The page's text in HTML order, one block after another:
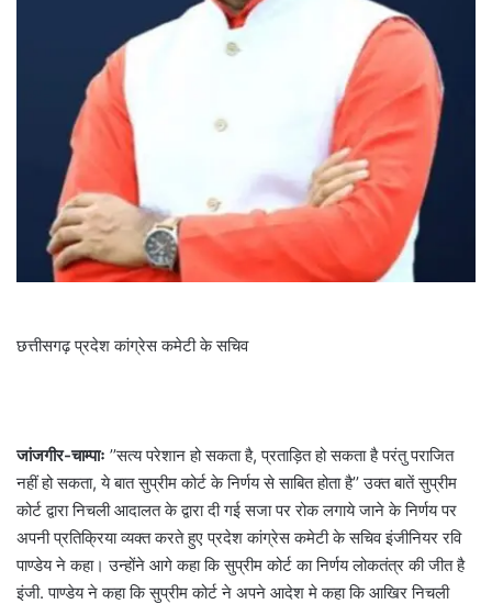
छत्तीसगढ़ प्रदेश कांग्रेस कमेटी के सचिव
जांजगीर-चाम्पाः ’’सत्य परेशान हो सकता है, प्रताड़ित हो सकता है परंतु पराजित
नहीं हो सकता, ये बात सुप्रीम कोर्ट के निर्णय से साबित होता है’’ उक्त बातें सुप्रीम
कोर्ट द्वारा निचली आदालत के द्वारा दी गई सजा पर रोक लगाये जाने के निर्णय पर
अपनी प्रतिक्रिया व्यक्त करते हुए प्रदेश कांग्रेस कमेटी के सचिव इंजीनियर रवि
पाण्डेय ने कहा। उन्होंने आगे कहा कि सुप्रीम कोर्ट का निर्णय लोकतंत्र की जीत है
इंजी. पाण्डेय ने कहा कि सुप्रीम कोर्ट ने अपने आदेश मे कहा कि आखिर निचली